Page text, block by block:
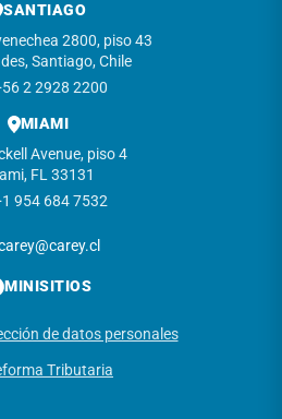
SANTIAGO
2800, piso 43
Santiago, Chile
2 2928 2200
MIAMI
Avenue, piso 4
FL 33131
954 684 7532
MINISITIOS
de datos personales
Tributaria